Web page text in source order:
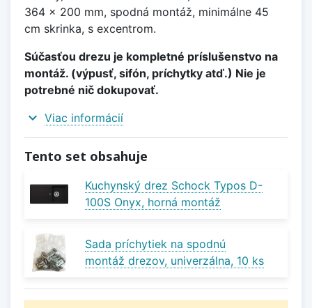
364 x 200 mm, spodná montáž, minimálne 45
cm skrinka, s excentrom.
Súčasťou drezu je kompletné príslušenstvo na
montáž. (výpusť, sifón, príchytky atď.) Nie je
potrebné nič dokupovať.
expand_more Viac informácií
Tento set obsahuje
Kuchynský drez Schock Typos D-
100S Onyx, horná montáž
Sada príchytiek na spodnú
montáž drezov, univerzálna, 10 ks